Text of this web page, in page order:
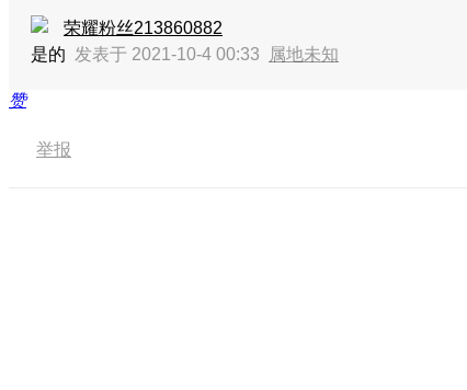
荣耀粉丝213860882
是的 发表于 2021-10-4 00:33 属地未知
赞
举报